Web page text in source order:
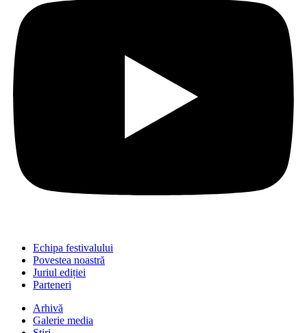
Echipa festivalului
Povestea noastră
Juriul ediției
Parteneri
Arhivă
Galerie media